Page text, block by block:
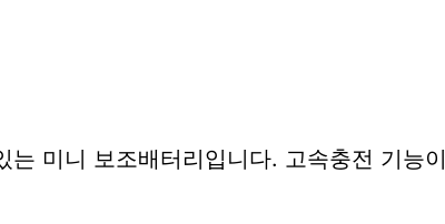
미니 보조배터리입니다. 고속충전 기능이